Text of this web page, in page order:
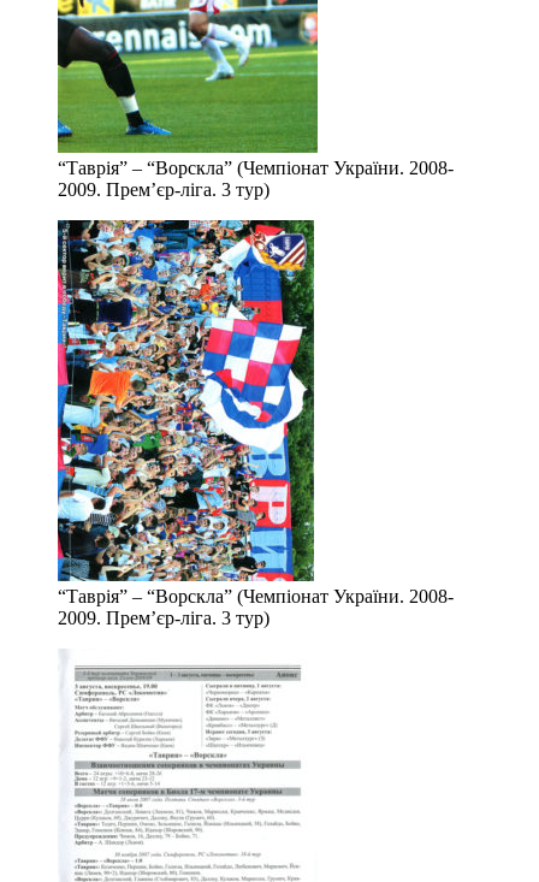
“Таврія” – “Ворскла” (Чемпіонат України. 2008-
2009. Прем’єр-ліга. 3 тур)
“Таврія” – “Ворскла” (Чемпіонат України. 2008-
2009. Прем’єр-ліга. 3 тур)